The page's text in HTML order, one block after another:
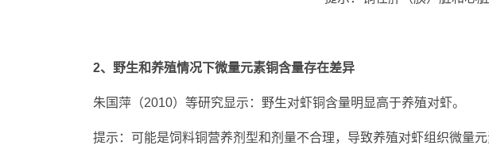
2、野生和养殖情况下微量元素铜含量存在差异
朱国萍（2010）等研究显示：野生对虾铜含量明显高于养殖对虾。
提示：可能是饲料铜营养剂型和剂量不合理，导致养殖对虾组织微量元